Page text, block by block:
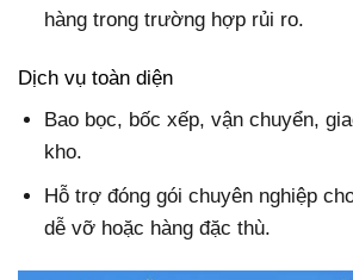
hàng trong trường hợp rủi ro.
Dịch vụ toàn diện
Bao bọc, bốc xếp, vận chuyển,
kho.
Hỗ trợ đóng gói chuyên nghiệp
dễ vỡ hoặc hàng đặc thù.